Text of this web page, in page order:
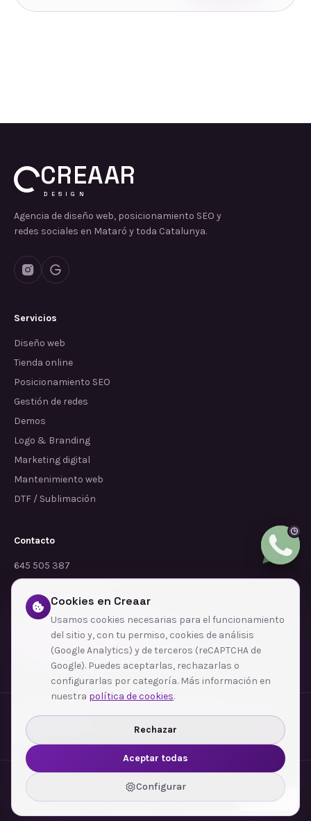
CREAAR
DESIGN
Agencia de diseño web, posicionamiento SEO y
redes sociales en Mataró y toda Catalunya.
Servicios
Diseño web
Tienda online
Posicionamiento SEO
Gestión de redes
Demos
Logo & Branding
Marketing digital
Mantenimiento web
DTF / Sublimación
Contacto
645 505 387
info@dependalium.com
Mataró (Barcelona)
Déjanos tu reseña en Google
Zonas de cobertura·Barcelona·L'Hospitalet de Llobregat·Terrassa·Badalona
Sabadell
Santa Coloma de Gramenet
Ver todas las zonas →
Dependalium Global Services S.L.
Aviso
Términos y
Configurar
Cookies en Creaar
Usamos cookies necesarias para el funcionamiento
del sitio y, con tu permiso, cookies de análisis
(Google Analytics) y de terceros (reCAPTCHA de
Google). Puedes aceptarlas, rechazarlas o
configurarlas por categoría. Más información en
nuestra política de cookies.
Rechazar
Aceptar todas
Configurar